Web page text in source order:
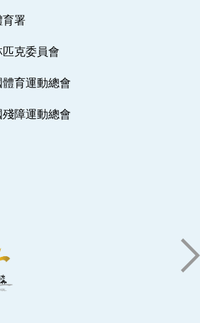
署
克委員會
育運動總會
障運動總會